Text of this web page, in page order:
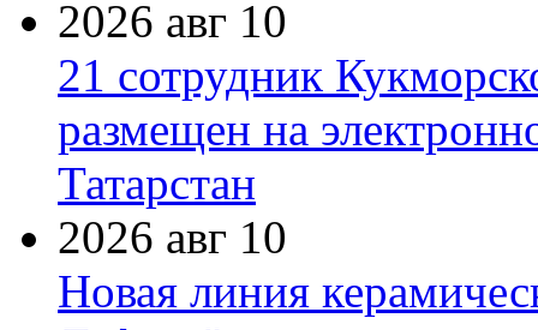
2026 авг 10
21 сотрудник
размещен на
Татарстан
2026 авг 10
Новая линия